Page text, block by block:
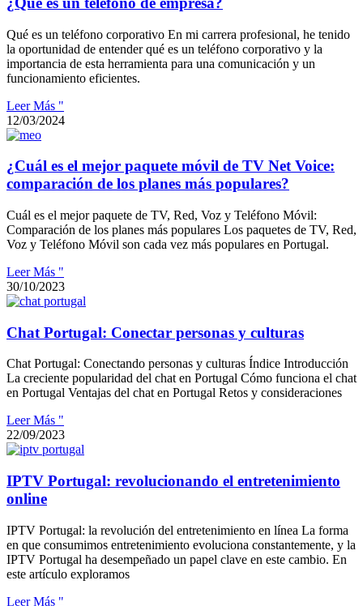
Qué es un teléfono corporativo En mi carrera profesional, he tenido
la oportunidad de entender qué es un teléfono corporativo y la
importancia de esta herramienta para una comunicación y un
funcionamiento eficientes.
Leer Más "
12/03/2024
¿Cuál es el mejor paquete móvil de TV Net Voice:
comparación de los planes más populares?
Cuál es el mejor paquete de TV, Red, Voz y Teléfono Móvil:
Comparación de los planes más populares Los paquetes de TV, Red,
Voz y Teléfono Móvil son cada vez más populares en Portugal.
Leer Más "
30/10/2023
Chat Portugal: Conectar personas y culturas
Chat Portugal: Conectando personas y culturas Índice Introducción
La creciente popularidad del chat en Portugal Cómo funciona el chat
en Portugal Ventajas del chat en Portugal Retos y consideraciones
Leer Más "
22/09/2023
IPTV Portugal: revolucionando el entretenimiento
online
IPTV Portugal: la revolución del entretenimiento en línea La forma
en que consumimos entretenimiento evoluciona constantemente, y la
IPTV Portugal ha desempeñado un papel clave en este cambio. En
este artículo exploramos
Leer Más "